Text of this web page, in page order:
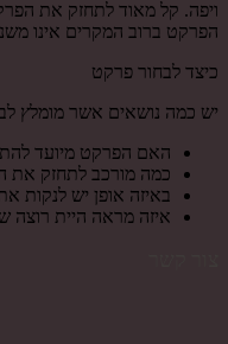
ויפה. קל מאוד לתחזק את
הפרקט ברוב המקרים אינו
כיצד לבחור פרקט
יש כמה נושאים אשר מומלץ
האם הפרקט מיועד
כמה מורכב לתחזק את
באיזה אופן יש לנקות
איזה מראה היית רוצה